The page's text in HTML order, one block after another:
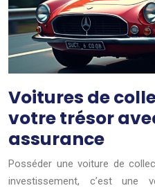
Voitures de
votre trésor
assurance
Posséder une voiture de
investissement, c’est une